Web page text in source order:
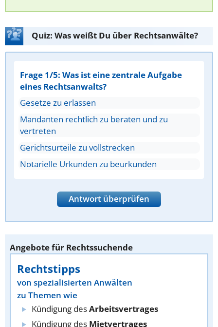
Quiz: Was weißt Du über Rechtsanwälte?
Frage 1/5: Was ist eine zentrale Aufgabe
eines Rechtsanwalts?
Gesetze zu erlassen
Mandanten rechtlich zu beraten und zu
vertreten
Gerichtsurteile zu vollstrecken
Notarielle Urkunden zu beurkunden
Antwort überprüfen
Angebote für Rechtssuchende
Rechtstipps
von spezialisierten Anwälten
zu Themen wie
Kündigung desArbeitsvertrages
Kündigung des Mietvertrages